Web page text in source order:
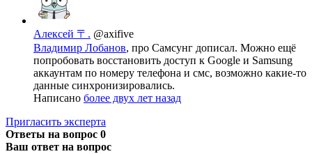
Алексей 〒. @axifive
Владимир Лобанов, про Самсунг дописал. Можно ещё
попробовать восстановить доступ к Google и Samsung
аккаунтам по номеру телефона и смс, возможно какие-то
данные синхронизировались.
Написано более двух лет назад
Пригласить эксперта
Ответы на вопрос 0
Ваш ответ на вопрос